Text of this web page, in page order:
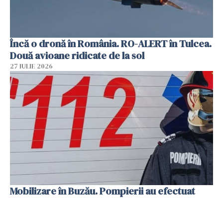
Încă o dronă în România. RO-ALERT în Tulcea.
Două avioane ridicate de la sol
27 IULIE 2026
Mobilizare în Buzău. Pompierii au efectuat